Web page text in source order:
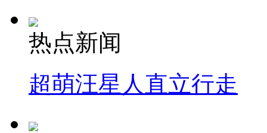
热点新闻
超萌汪星人直立行走